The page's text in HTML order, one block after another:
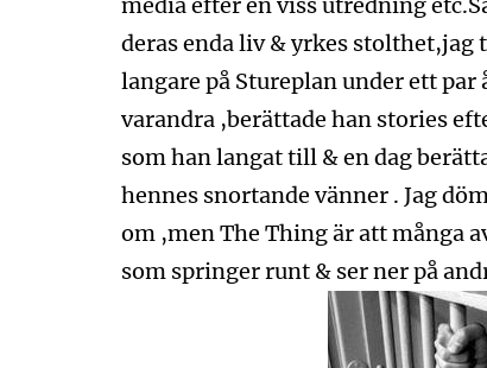
deras enda liv & yrkes stolthet,jag
langare på Stureplan under ett
varandra ,berättade han stories
som han langat till & en dag
hennes snortande vänner . Jag
om ,men The Thing är att många
som springer runt & ser ner på